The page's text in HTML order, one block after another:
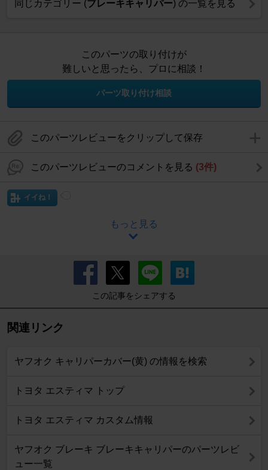
同じカテゴリー (ブレーキキャリパー) の一覧を見る
このパーツの取り付けが
難しいと思ったら、プロに相談！
パーツ取り付け相談
このパーツレビューをクリップして保存
このパーツレビューのコメントを見る (3件)
イイね！
もっと見る
この記事をシェアする
関連リンク
ヤフオク キャリパーカバー(黄) の情報を検索
トヨタ エスティマ トップ
トヨタ エスティマ カスタム情報
ヤフオク ブレーキ ブレーキキャリパーのパーツレビ
ュー一覧